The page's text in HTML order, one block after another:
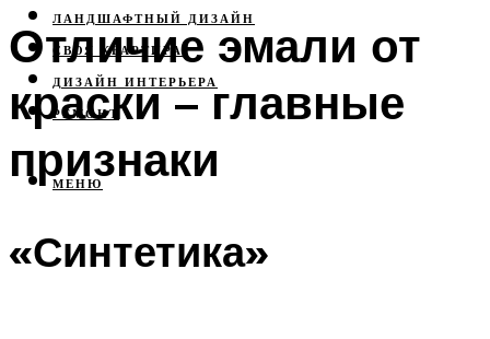
ЛАНДШАФТНЫЙ ДИЗАЙН
СВОЯ КВАРТИРА
ДИЗАЙН ИНТЕРЬЕРА
РЕМОНТ
МЕНЮ
Отличие эмали от
краски – главные
признаки
«Синтетика»